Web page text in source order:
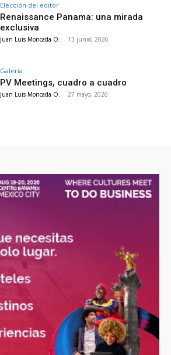
Elección del editor
Renaissance Panama: una mirada
exclusiva
Juan Luis Moncada O. - 13 junio, 2026
Galería
PV Meetings, cuadro a cuadro
Juan Luis Moncada O. - 27 mayo, 2026